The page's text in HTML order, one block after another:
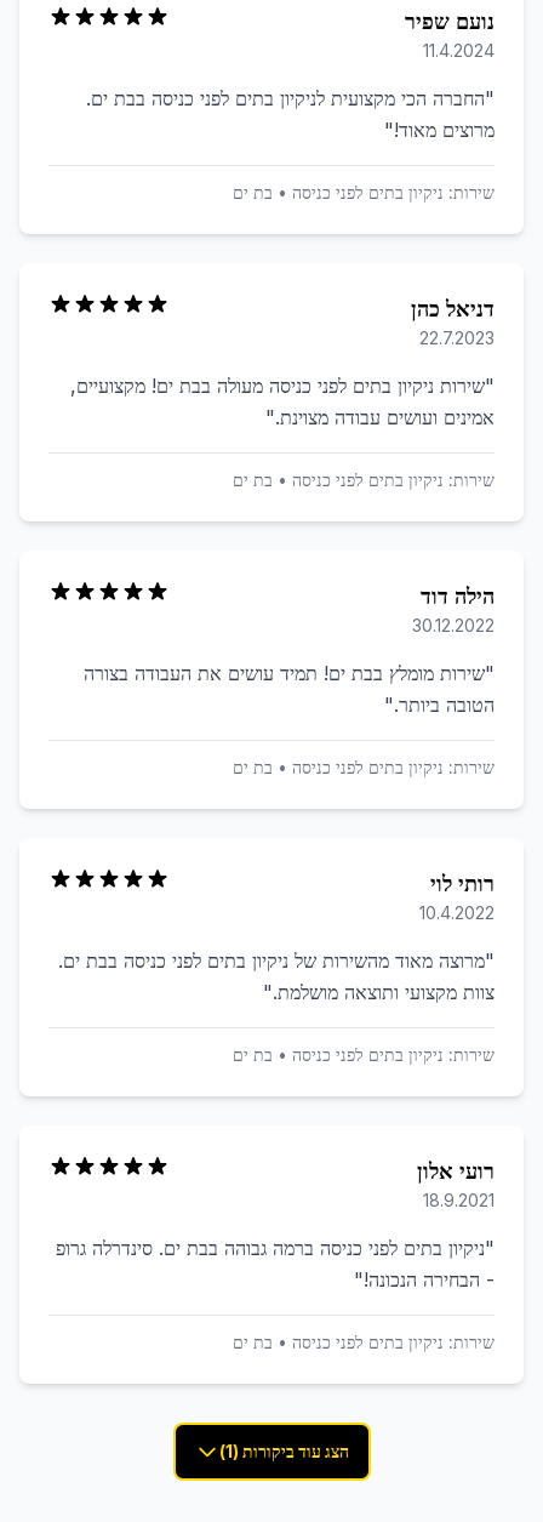
נועם שפיר
11.4.2024
"החברה הכי מקצועית לניקיון בתים לפני כניסה בבת ים.
מרוצים מאוד!"
שירות: ניקיון בתים לפני כניסה • בת ים
דניאל כהן
22.7.2023
"שירות ניקיון בתים לפני כניסה מעולה בבת ים! מקצועיים,
אמינים ועושים עבודה מצוינת."
שירות: ניקיון בתים לפני כניסה • בת ים
הילה דוד
30.12.2022
"שירות מומלץ בבת ים! תמיד עושים את העבודה בצורה
הטובה ביותר."
שירות: ניקיון בתים לפני כניסה • בת ים
רותי לוי
10.4.2022
"מרוצה מאוד מהשירות של ניקיון בתים לפני כניסה בבת ים.
צוות מקצועי ותוצאה מושלמת."
שירות: ניקיון בתים לפני כניסה • בת ים
רועי אלון
18.9.2021
"ניקיון בתים לפני כניסה ברמה גבוהה בבת ים. סינדרלה גרופ
- הבחירה הנכונה!"
שירות: ניקיון בתים לפני כניסה • בת ים
הצג עוד ביקורות (1)